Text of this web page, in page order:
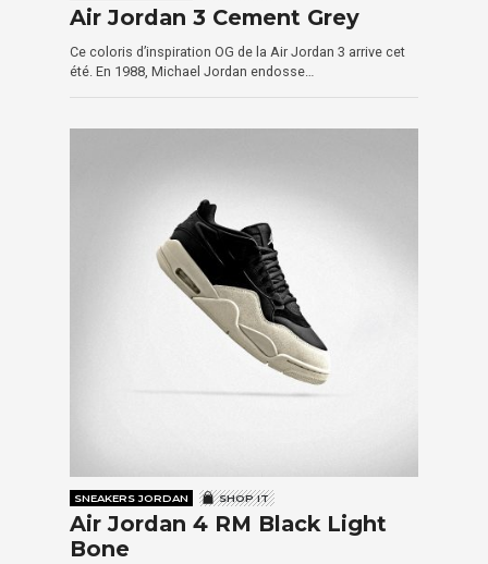
Air Jordan 3 Cement Grey
Ce coloris d’inspiration OG de la Air Jordan 3 arrive cet
été. En 1988, Michael Jordan endosse…
SNEAKERS JORDAN SHOP IT
Air Jordan 4 RM Black Light
Bone